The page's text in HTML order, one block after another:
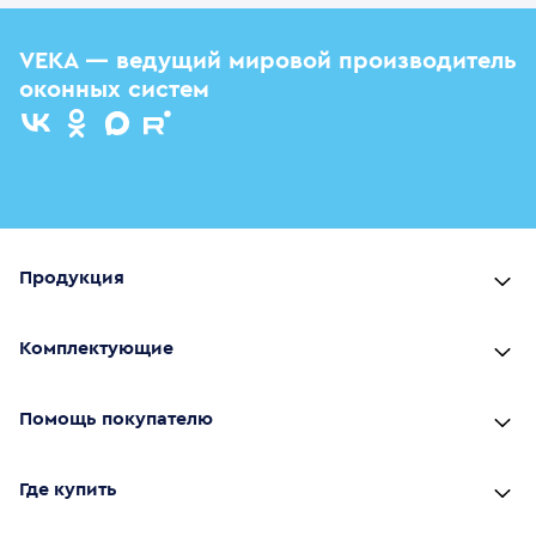
VEKA — ведущий мировой производитель
оконных систем
Продукция
Комплектующие
Помощь покупателю
Где купить